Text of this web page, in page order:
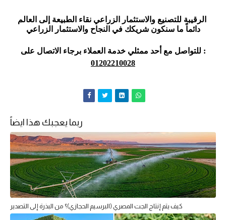
دائماً ما سنكون شريكك في النجاح والاستثمار الزراعي
للتواصل مع أحد ممثلي خدمة العملاء برجاء الاتصال على :
01202210028
ربما يعجبك هذا ايضاً
كيف يتم إنتاج الجت المصري (البرسيم الحجازي)؟ من البذرة إلى التصدير